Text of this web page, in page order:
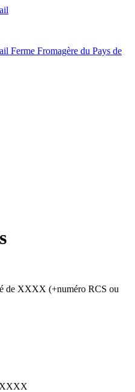
Ferme Fromagère du Pays de
de XXXX (+numéro RCS ou